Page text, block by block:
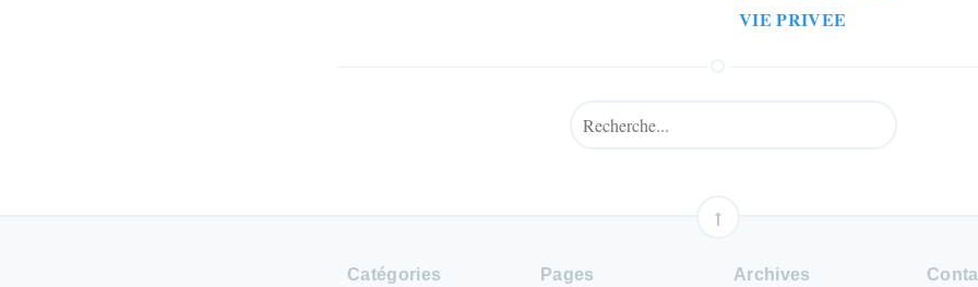
VIE PRIVEE
Catégories Pages Archives